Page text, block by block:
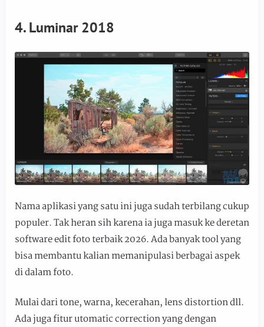
4. Luminar 2018
Nama aplikasi yang satu ini juga sudah terbilang cukup
populer. Tak heran sih karena ia juga masuk ke deretan
software edit foto terbaik 2026. Ada banyak tool yang
bisa membantu kalian memanipulasi berbagai aspek
di dalam foto.
Mulai dari tone, warna, kecerahan, lens distortion dll.
Ada juga fitur utomatic correction yang dengan